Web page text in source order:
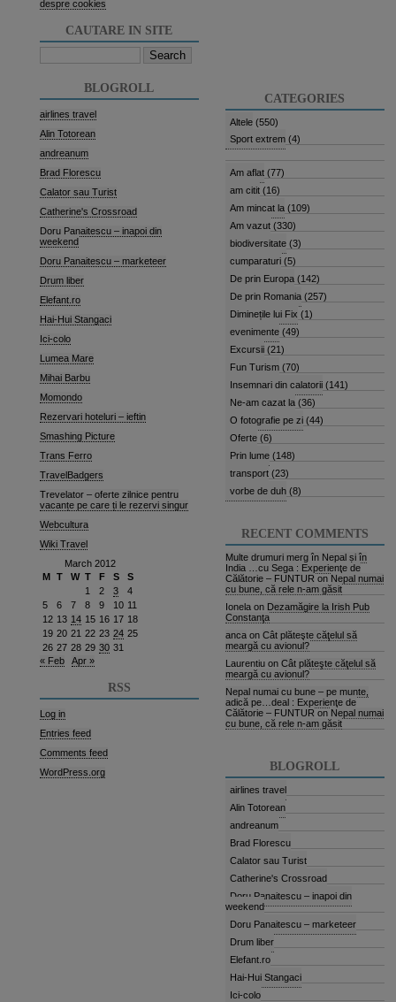
despre cookies
CAUTARE IN SITE
Search
for:
BLOGROLL
airlines travel
Alin Totorean
andreanum
Brad Florescu
Calator sau Turist
Catherine's Crossroad
Doru Panaitescu – inapoi din
weekend
Doru Panaitescu – marketeer
Drum liber
Elefant.ro
Hai-Hui Stangaci
Ici-colo
Lumea Mare
Mihai Barbu
Momondo
Rezervari hoteluri – ieftin
Smashing Picture
Trans Ferro
TravelBadgers
Trevelator – oferte zilnice pentru
vacanțe pe care ți le rezervi singur
Webcultura
Wiki Travel
March 2012
M T W T F S
S
1
2 3
4
5
6 7 8 9 10 11
12 13 14 15 16 17 18
19 20 21 22 23 24 25
26 27 28 29 30 31
« Feb
Apr »
RSS
Log in
Entries feed
Comments feed
WordPress.org
CATEGORIES
Altele (550)
Sport extrem (4)
Am aflat (77)
am citit (16)
Am mincat la (109)
Am vazut (330)
biodiversitate (3)
cumparaturi (5)
De prin Europa (142)
De prin Romania (257)
Diminețile lui Fix (1)
evenimente (49)
Excursii (21)
Fun Turism (70)
Insemnari din calatorii (141)
Ne-am cazat la (36)
O fotografie pe zi (44)
Oferte (6)
Prin lume (148)
transport (23)
vorbe de duh (8)
RECENT COMMENTS
Multe drumuri merg în Nepal și în
India …cu Sega : Experienţe de
Călătorie – FUNTUR on Nepal numai
cu bune, că rele n-am găsit
Ionela on Dezamăgire la Irish Pub
Constanţa
anca on Cât plăteşte căţelul să
meargă cu avionul?
Laurentiu on Cât plăteşte căţelul să
meargă cu avionul?
Nepal numai cu bune – pe munte,
adică pe…deal : Experienţe de
Călătorie – FUNTUR on Nepal numai
cu bune, că rele n-am găsit
BLOGROLL
airlines travel
Alin Totorean
andreanum
Brad Florescu
Calator sau Turist
Catherine's Crossroad
Doru Panaitescu – inapoi din
weekend
Doru Panaitescu – marketeer
Drum liber
Elefant.ro
Hai-Hui Stangaci
Ici-colo